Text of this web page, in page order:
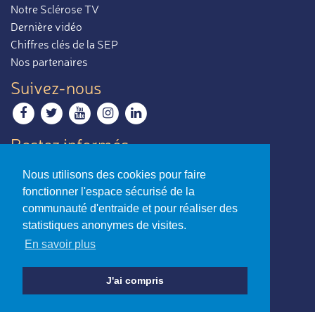
Nous utilisons des cookies pour faire
fonctionner l'espace sécurisé de la
communauté d'entraide et pour réaliser des
statistiques anonymes de visites.
En savoir plus
J'ai compris
Notre Sclérose TV
Dernière vidéo
Chiffres clés de la SEP
Nos partenaires
Suivez-nous
Restez informés
Contactez-nous
Envoyer un e-mail
La sclérose en plaques,
par ceux qui en parlent le mieux.
© Association Notre Sclérose - Loi 1901